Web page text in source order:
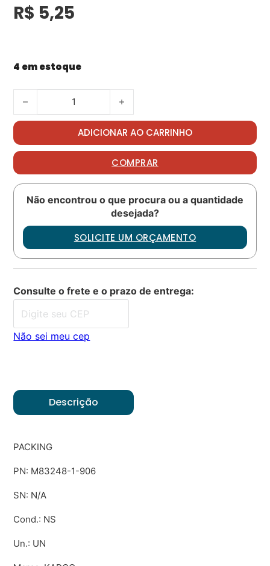
R$ 5,25
4 em estoque
Packing PN: M83248-1-906 quantidade
ADICIONAR AO CARRINHO
COMPRAR
Não encontrou o que procura ou a quantidade
desejada?
SOLICITE UM ORÇAMENTO
Consulte o frete e o prazo de entrega:
Não sei meu cep
Descrição
PACKING
PN: M83248-1-906
SN: N/A
Cond.: NS
Un.: UN